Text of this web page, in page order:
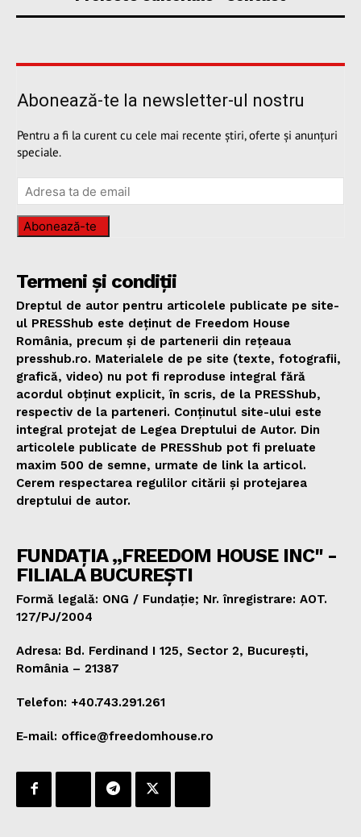
Abonează-te la newsletter-ul nostru
Pentru a fi la curent cu cele mai recente știri, oferte și anunțuri
speciale.
Abonează-te
Termeni și condiții
Dreptul de autor pentru articolele publicate pe site-
ul PRESShub este deținut de Freedom House
România, precum și de partenerii din rețeaua
presshub.ro. Materialele de pe site (texte, fotografii,
grafică, video) nu pot fi reproduse integral fără
acordul obținut explicit, în scris, de la PRESShub,
respectiv de la parteneri. Conținutul site-ului este
integral protejat de Legea Dreptului de Autor. Din
articolele publicate de PRESShub pot fi preluate
maxim 500 de semne, urmate de link la articol.
Cerem respectarea regulilor citării și protejarea
dreptului de autor.
FUNDAȚIA „FREEDOM HOUSE INC" -
FILIALA BUCUREȘTI
Formă legală: ONG / Fundație; Nr. înregistrare: AOT.
127/PJ/2004
Adresa: Bd. Ferdinand I 125, Sector 2, București,
România – 21387
Telefon: +40.743.291.261
E-mail: office@freedomhouse.ro